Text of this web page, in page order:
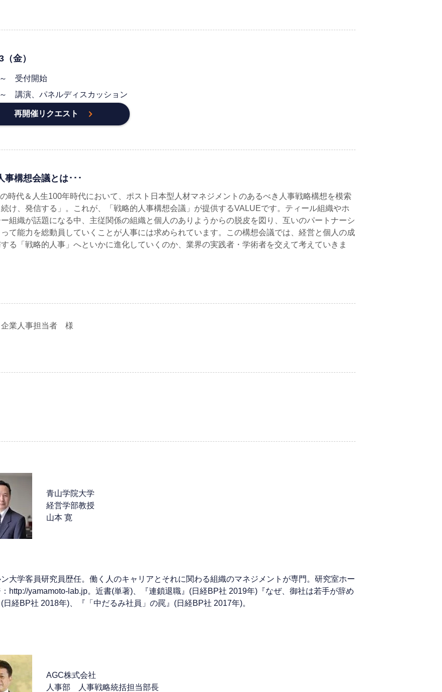
金）
受付開始
講演、パネルディスカッション
再開催リクエスト
事構想会議とは･･･
の時代＆人生100年時代において、ポスト日本型人材マネジメントのあるべき人事戦略構想を模索
続け、発信する」。これが、「戦略的人事構想会議」が提供するVALUEです。ティール組織やホ
組織が話題になる中、主従関係の組織と個人のありようからの脱皮を図り、互いのパートナーシ
て能力を総動員していくことが人事には求められています。この構想会議では、経営と個人の成
る「戦略的人事」へといかに進化していくのか、業界の実践者・学術者を交えて考えていきま
企業人事担当者 様
青山学院大学
経営学部教授
山本 寛
ン大学客員研究員歴任。働く人のキャリアとそれに関わる組織のマネジメントが専門。研究室ホー
：http://yamamoto-lab.jp。近書(単著)、『連鎖退職』(日経BP社 2019年)『なぜ、御社は若手が辞め
日経BP社 2018年)、『「中だるみ社員」の罠』(日経BP社 2017年)。
AGC株式会社
人事部 人事戦略統括担当部長